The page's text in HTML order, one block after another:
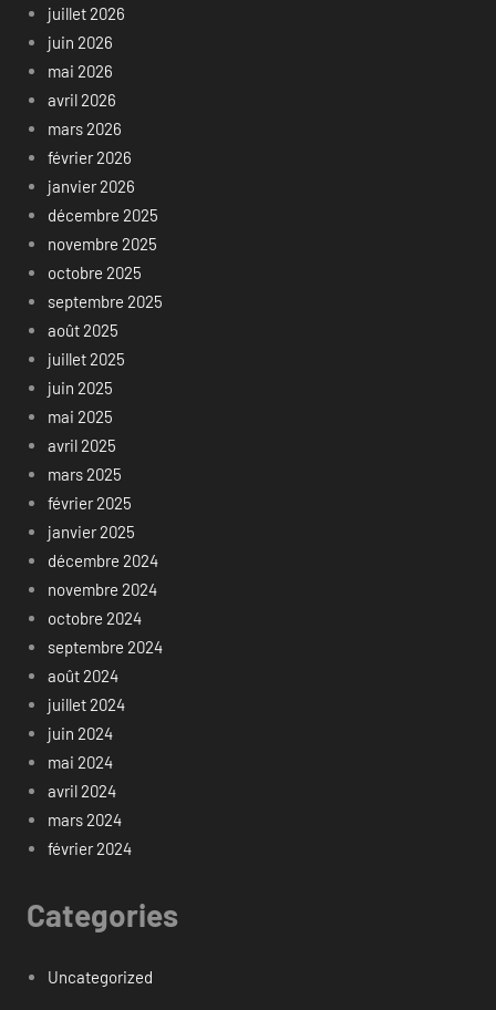
juillet 2026
juin 2026
mai 2026
avril 2026
mars 2026
février 2026
janvier 2026
décembre 2025
novembre 2025
octobre 2025
septembre 2025
août 2025
juillet 2025
juin 2025
mai 2025
avril 2025
mars 2025
février 2025
janvier 2025
décembre 2024
novembre 2024
octobre 2024
septembre 2024
août 2024
juillet 2024
juin 2024
mai 2024
avril 2024
mars 2024
février 2024
Categories
Uncategorized